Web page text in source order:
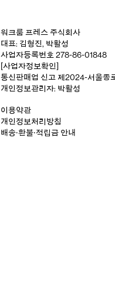
워크룸 프레스 주식회사
대표: 김형진, 박활성
사업자등록번호 278-86-01848
[사업자정보확인]
통신판매업 신고 제2024-서울종
개인정보관리자: 박활성
이용약관
개인정보처리방침
배송‧환불‧적립금 안내